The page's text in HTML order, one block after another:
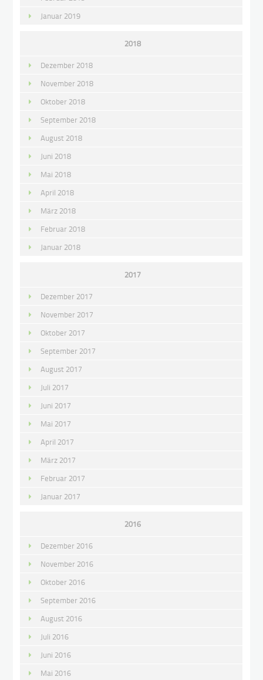
Januar 2019
2018
Dezember 2018
November 2018
Oktober 2018
September 2018
August 2018
Juni 2018
Mai 2018
April 2018
März 2018
Februar 2018
Januar 2018
2017
Dezember 2017
November 2017
Oktober 2017
September 2017
August 2017
Juli 2017
Juni 2017
Mai 2017
April 2017
März 2017
Februar 2017
Januar 2017
2016
Dezember 2016
November 2016
Oktober 2016
September 2016
August 2016
Juli 2016
Juni 2016
Mai 2016